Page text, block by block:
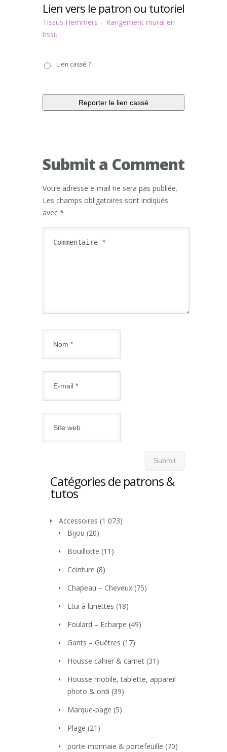
Lien vers le patron ou tutoriel
Tissus Hemmers – Rangement mural en
tissu
casséLien cassé ?
Submit a Comment
Votre adresse e-mail ne sera pas publiée.
Les champs obligatoires sont indiqués
avec *
Catégories de patrons &
tutos
Accessoires (1 073)
Bijou (20)
Bouillotte (11)
Ceinture (8)
Chapeau – Cheveux (75)
Etui à lunettes (18)
Foulard – Echarpe (49)
Gants – Guêtres (17)
Housse cahier & carnet (31)
Housse mobile, tablette, appareil
photo & ordi (39)
Marque-page (5)
Plage (21)
porte-monnaie & portefeuille (70)